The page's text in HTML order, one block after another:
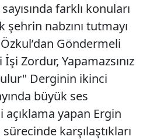
farklı konuları
şehrin nabzını tutmayı
Göndermeli
Zordur, Yapamazsınız
Derginin ikinci
büyük ses
yapan Ergin
karşılaştıkları